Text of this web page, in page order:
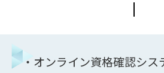
・オンライン資格確認シス